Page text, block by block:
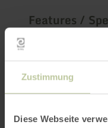
Zustimmung
Diese Webseite
Features /